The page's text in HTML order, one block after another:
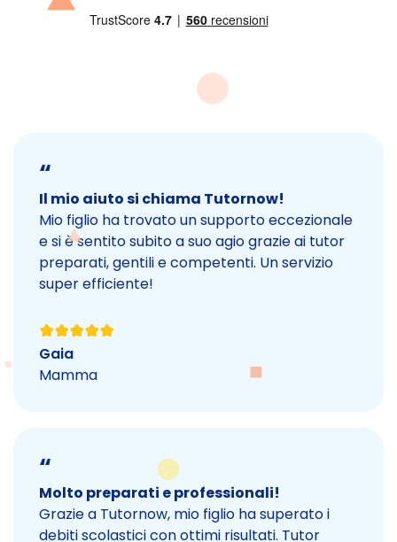
“
Il mio aiuto si chiama Tutornow!
Mio figlio ha trovato un supporto eccezionale
e si è sentito subito a suo agio grazie ai tutor
preparati, gentili e competenti. Un servizio
super efficiente!
Gaia
Mamma
“
Molto preparati e professionali!
Grazie a Tutornow, mio figlio ha superato i
debiti scolastici con ottimi risultati. Tutor